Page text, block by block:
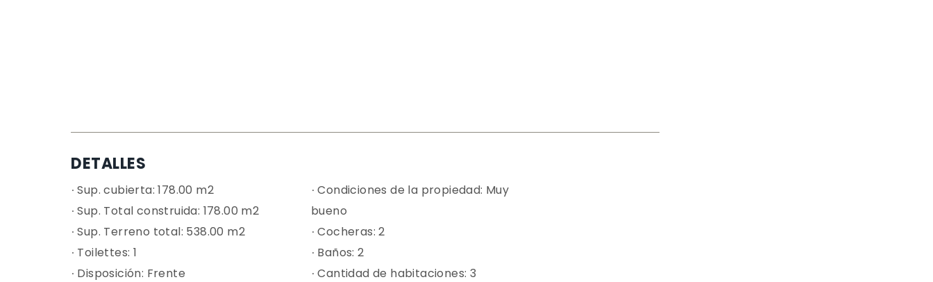
DETALLES
Sup. cubierta:178.00 m2
Sup. Total construida: 178.00 m2
Sup. Terreno total: 538.00 m2
Toilettes: 1
Disposición: Frente
Condiciones de la propiedad: Muy
bueno
Cocheras:2
Baños:2
Cantidad de habitaciones: 3